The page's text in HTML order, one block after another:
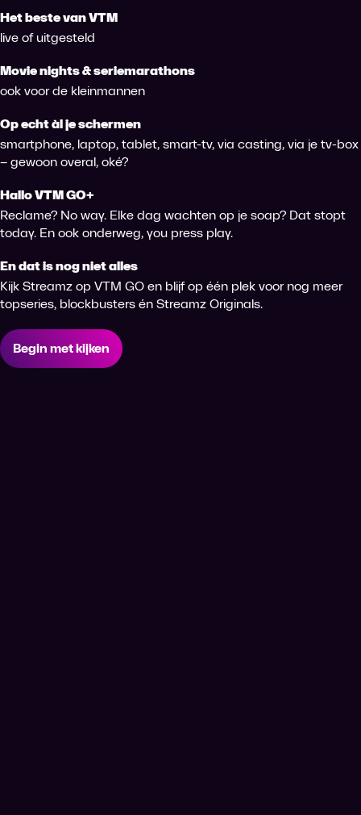
Het beste van VTM
live of uitgesteld
Movie nights & seriemarathons
ook voor de kleinmannen
Op echt àl je schermen
smartphone, laptop, tablet, smart-tv, via casting, via je tv-box
– gewoon overal, oké?
Hallo VTM GO+
Reclame? No way. Elke dag wachten op je soap? Dat stopt
today. En ook onderweg, you press play.
En dat is nog niet alles
Kijk Streamz op VTM GO en blijf op één plek voor nog meer
topseries, blockbusters én Streamz Originals.
Begin met kijken